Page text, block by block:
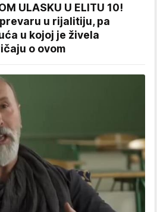
ULASKU U ELITU 10!
u rijalitiju, pa
u kojoj je živela
o ovom